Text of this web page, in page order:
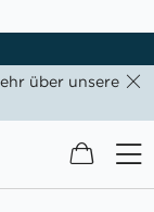
über unsere
Mein